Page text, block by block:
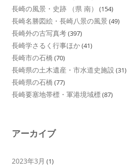
長崎の風景・史跡 （県 南） (154)
長崎名勝図絵・長崎八景の風景 (49)
長崎外の古写真考(397)
長崎学さるく行事ほか(41)
長崎市の石橋 (70)
長崎県の土木遺産・市水道史施設 (31)
長崎県の石橋 (77)
長崎要塞地帯標・軍港境域標(87)
アーカイブ
2023年3月 (1)